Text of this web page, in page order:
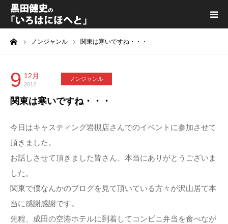
ノンジャンル 関東は寒いですね・・・
9 12月
2012
ノンジャンル
関東は寒いですね・・・
今日はキャスティング岩槻店さんでのイベントに参加させて
頂きました。
お話しさせて頂きました皆さん、本当にありがとうございま
した。
関東で僕なんかのブログを見て頂いている方々が沢山居て本
当に感謝感謝です。
先程、成田の空港ホテルに到着してコンビニ弁当を食べなが
黒田健史プロフィール
カテゴリ一覧
喫茶KURODA
YouTube｜Kuro channel
メディア出演
プライバシーポリシー